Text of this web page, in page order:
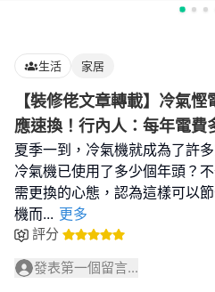
生活 家居
【裝修佬文章轉載】冷氣
應速換！行內人：每年電
夏季一到，冷氣機就成為了許
冷氣機已使用了多少個年頭？
需更換的心態，認為這樣可以
機而... 更多
評分
發表第一個留言...